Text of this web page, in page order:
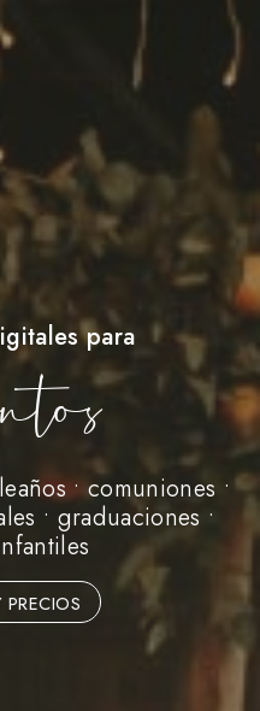
para
• comuniones •
• graduaciones •